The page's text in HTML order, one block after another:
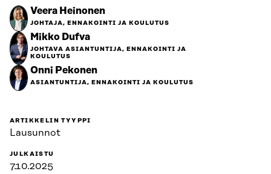
Veera Heinonen
JOHTAJA, ENNAKOINTI JA KOULUTUS
Mikko Dufva
JOHTAVA ASIANTUNTIJA, ENNAKOINTI JA
KOULUTUS
Onni Pekonen
ASIANTUNTIJA, ENNAKOINTI JA KOULUTUS
ARTIKKELIN TYYPPI
Lausunnot
JULKAISTU
7.10.2025